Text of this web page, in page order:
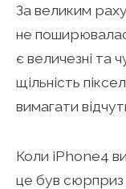
За великим
не
є величезні та
щільність
вимагати
Коли iPhone4
це був